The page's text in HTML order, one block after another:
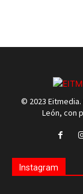
© 2023
León, con
Instagram